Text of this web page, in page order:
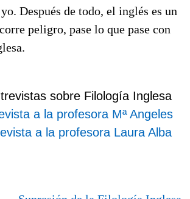
Después de todo, el inglés es un
peligro, pase lo que pase con
sobre Filología Inglesa
a la profesora Mª Angeles
a la profesora Laura Alba